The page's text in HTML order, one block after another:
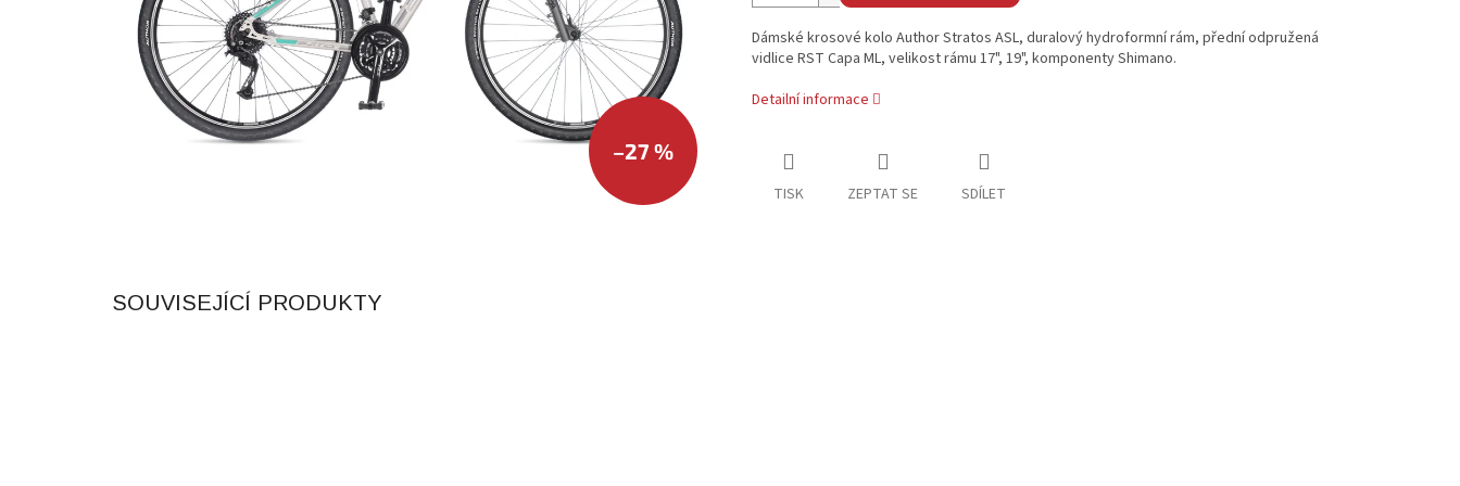
–27 %
Dámské krosové kolo Author Stratos ASL, duralový hydroformní rám, přední odpružená
vidlice RST Capa ML, velikost rámu 17", 19", komponenty Shimano.
Detailní informace
TISK ZEPTAT SE SDÍLET
SOUVISEJÍCÍ PRODUKTY